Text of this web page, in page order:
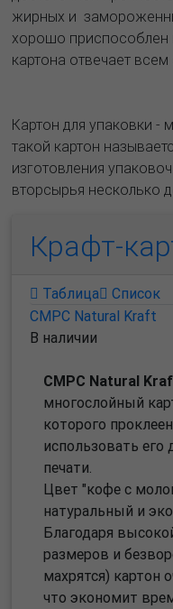
жирных и
хорошо приспособлен
картона отвечает
Картон для упаковки -
такой картон
изготовления
вторсырья несколько
Крафт-
Таблица Список
CMPC Natural Kraft
В наличии
CMPC Natural
многослойный
которого
использовать
печати.
Цвет "кофе с
натуральный и
Благодаря
размеров и
махрятся) картон
что экономит